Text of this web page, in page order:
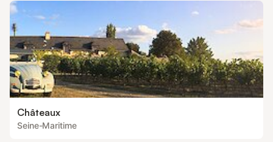
Châteaux
Seine-Maritime